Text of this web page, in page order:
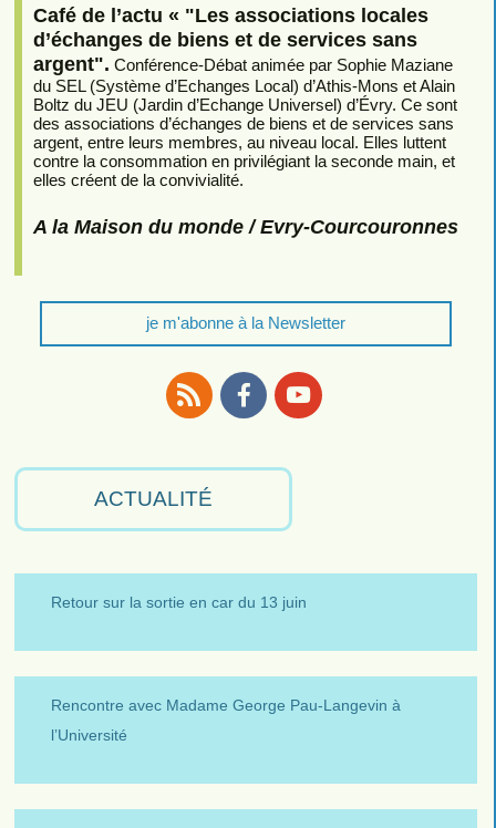
Café de l’actu « "Les associations locales
d’échanges de biens et de services sans
argent". Conférence-Débat animée par Sophie Maziane
du SEL (Système d’Echanges Local) d’Athis-Mons et Alain
Boltz du JEU (Jardin d’Echange Universel) d’Évry. Ce sont
des associations d’échanges de biens et de services sans
argent, entre leurs membres, au niveau local. Elles luttent
contre la consommation en privilégiant la seconde main, et
elles créent de la convivialité.
A la Maison du monde / Evry-Courcouronnes
je m'abonne à la Newsletter
ACTUALITÉ
Retour sur la sortie en car du 13 juin
Rencontre avec Madame George Pau-Langevin à
l’Université